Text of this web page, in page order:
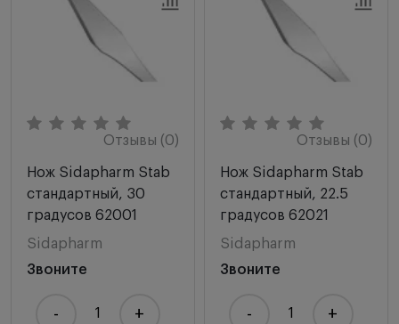
Отзывы (0)
Нож Sidapharm Stab
стандартный, 30
градусов 62001
Sidapharm
Звоните
- +
Отзывы (0)
Нож Sidapharm Stab
стандартный, 22.5
градусов 62021
Sidapharm
Звоните
- +